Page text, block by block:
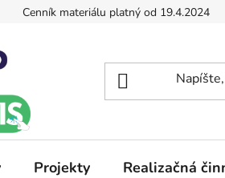
Cenník materiálu platný od 19.4.2024
Projekty Realizačná